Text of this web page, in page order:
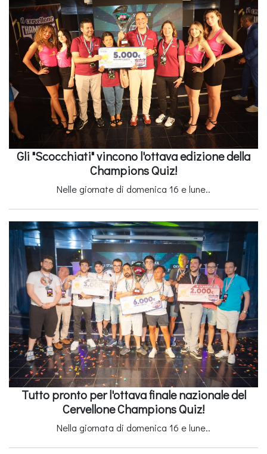
Gli "Scocchiati" vincono l'ottava edizione della
Champions Quiz!
Nelle giornate di domenica 16 e lune..
Tutto pronto per l'ottava finale nazionale del
Cervellone Champions Quiz!
Nella giornata di domenica 16 e lune..